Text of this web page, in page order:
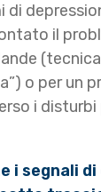
il
o per un
i
i segnali